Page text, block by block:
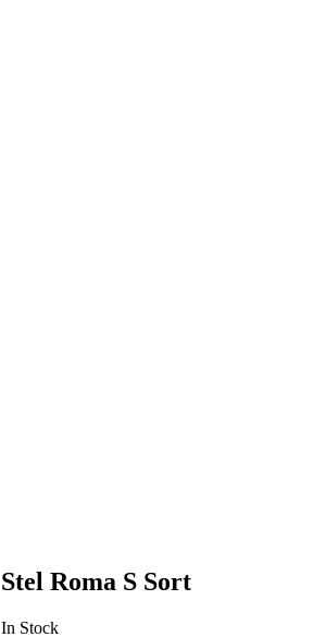
Stel Roma S Sort
In Stock